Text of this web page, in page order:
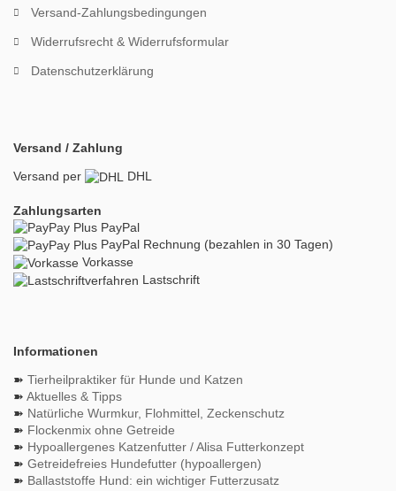
Versand-Zahlungsbedingungen
Widerrufsrecht & Widerrufsformular
Datenschutzerklärung
Versand / Zahlung
Versand per
DHL
Zahlungsarten
PayPal
PayPal Rechnung (bezahlen in 30 Tagen)
Vorkasse
Lastschrift
Informationen
➽ Tierheilpraktiker für Hunde und Katzen
➽ Aktuelles & Tipps
➽ Natürliche Wurmkur, Flohmittel, Zeckenschutz
➽ Flockenmix ohne Getreide
➽ Hypoallergenes Katzenfutter / Alisa Futterkonzept
➽ Getreidefreies Hundefutter (hypoallergen)
➽ Ballaststoffe Hund: ein wichtiger Futterzusatz